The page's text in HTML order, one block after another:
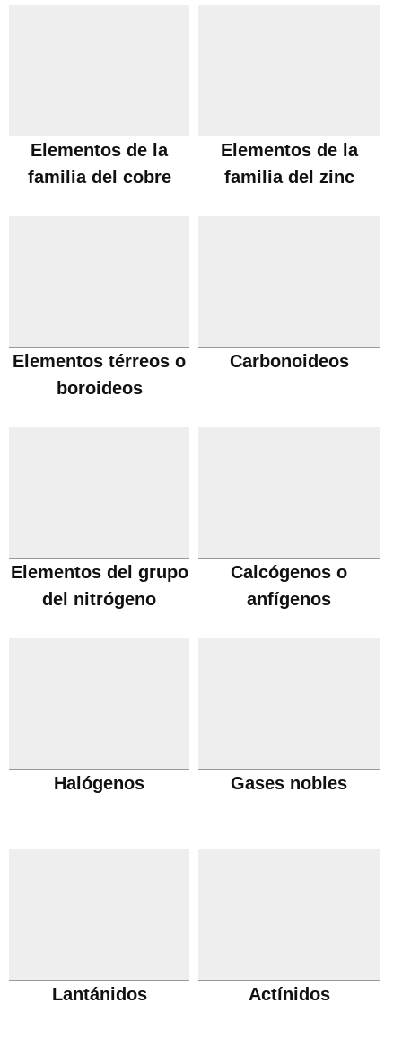
Elementos de la
familia del cobre
Elementos de la
familia del zinc
Elementos térreos o
boroideos
Carbonoideos
Elementos del grupo
del nitrógeno
Calcógenos o
anfígenos
Halógenos Gases nobles
Lantánidos Actínidos